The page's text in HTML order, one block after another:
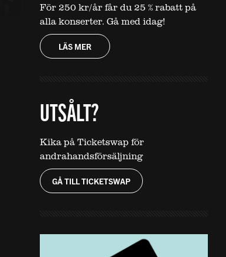
För 250 kr/år får du 25 % rabatt på
alla konserter. Gå med idag!
LÄS MER
UTSÅLT?
Kika på Ticketswap för
andrahandsförsäljning
GÅ TILL TICKETSWAP